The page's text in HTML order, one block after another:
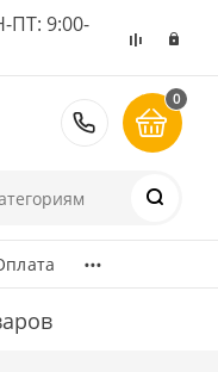
9:00-
8 (495)
0
...